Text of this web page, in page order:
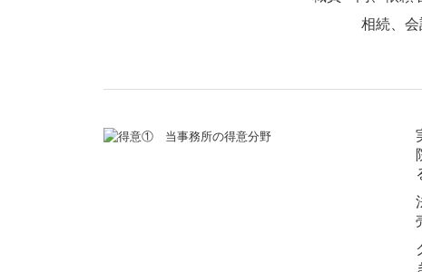
相続、